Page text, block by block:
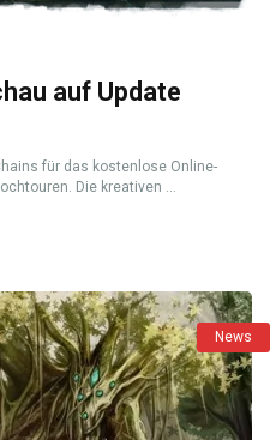
auf Update
für das kostenlose Online-
Die kreativen ...
News